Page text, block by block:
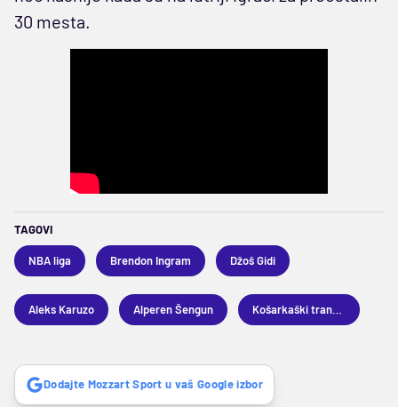
30 mesta.
TAGOVI
NBA liga Brendon Ingram Džoš Gidi
Aleks Karuzo Alperen Šengun
Dodajte Mozzart Sport u vaš Google izbor